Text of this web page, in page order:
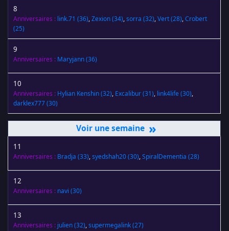
8
Anniversaires : link.71 (36),Zexion(34),sorra (32),Vert(28),Crobert
(25)
9
Anniversaires : Maryjann(36)
10
Anniversaires : Hylian Kenshin(32), Excalibur(31), link4life(30),
darklex777(30)
»
11
Anniversaires : Bradja (33),syedshah20(30),SpiralDementia (28)
12
Anniversaires : navi (30)
13
Anniversaires : julien(32),supermegalink(27)